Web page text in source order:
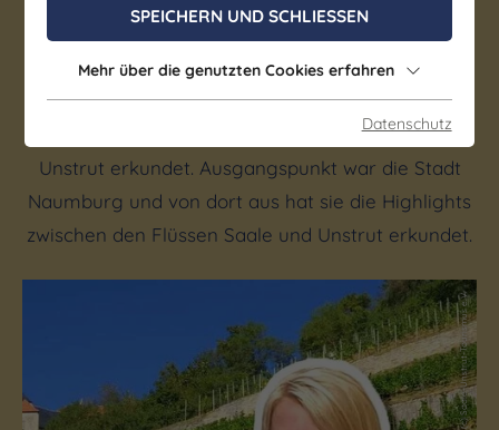
Wochenende in Saale-
Unstrut
Frauke Zander von reisen-und-blog.de hat Saale-
Unstrut erkundet. Ausgangspunkt war die Stadt
Naumburg und von dort aus hat sie die Highlights
zwischen den Flüssen Saale und Unstrut erkundet.
(c) Saale-Unstrut-Tourismus e.V.
SPEICHERN UND SCHLIESSEN
Mehr über die genutzten Cookies erfahren
Datenschutz